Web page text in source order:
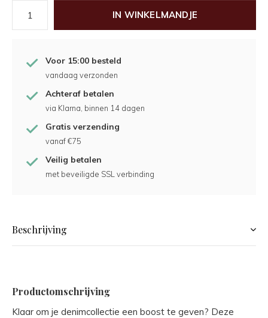
IN WINKELMANDJE
Voor 15:00 besteld
vandaag verzonden
Achteraf betalen
via Klarna, binnen 14 dagen
Gratis verzending
vanaf €75
Veilig betalen
met beveiligde SSL verbinding
Beschrijving
Productomschrijving
Klaar om je denimcollectie een boost te geven? Deze